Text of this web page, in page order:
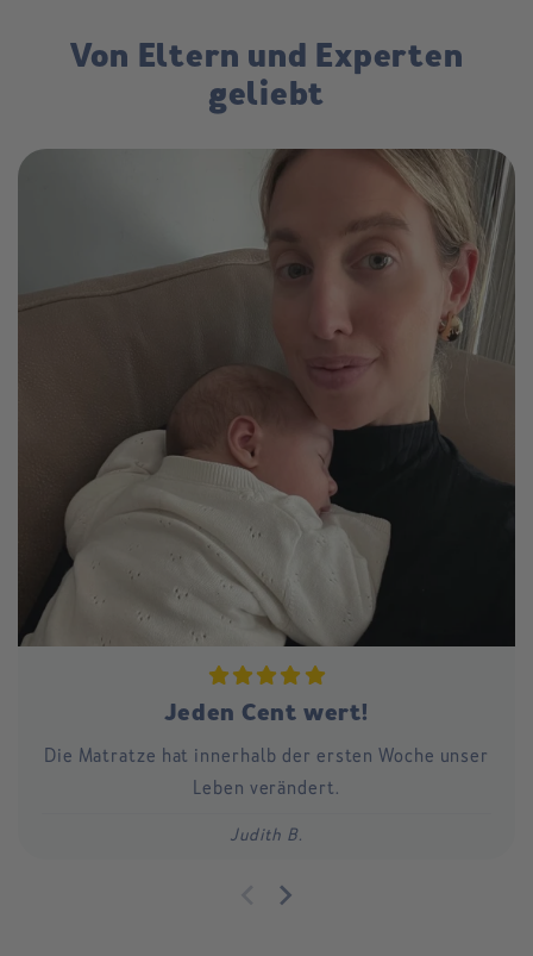
Von Eltern und Experten
geliebt
Jeden Cent wert!
Die Matratze hat innerhalb der ersten Woche unser
Leben verändert.
Judith B.